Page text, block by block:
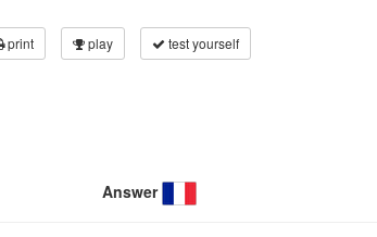
print play test yourself
Answer